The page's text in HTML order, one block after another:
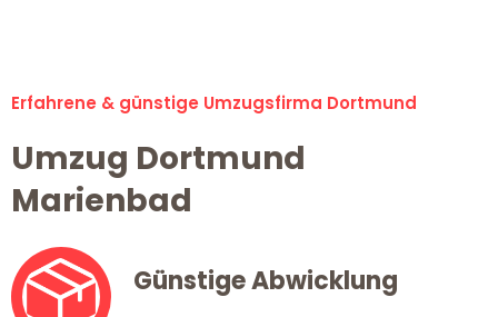
Erfahrene & günstige Umzugsfirma Dortmund
Umzug Dortmund
Marienbad
Günstige Abwicklung